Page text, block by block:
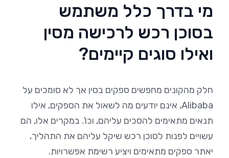
מי בדרך כלל משתמש
בסוכן רכש לרכישה מסין
ואילו סוגים קיימים?
חלק מהקונים מחפשים ספקים בסין אך לא סומכים על
Alibaba, אינם יודעים מה לשאול את הספקים, אילו
תנאים מתאימים להסכים עליהם, וכו'. במקרים אלו, הם
עשויים לפנות לסוכן רכש שיקל עליהם את התהליך,
יאתר ספקים מתאימים ויציע רשימת אפשרויות.